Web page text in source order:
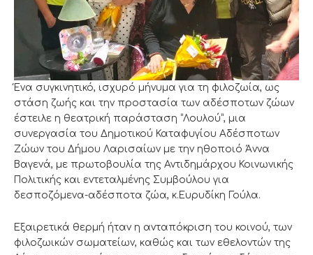
Ένα συγκινητικό, ισχυρό μήνυμα για τη φιλοζωία, ως
στάση ζωής και την προστασία των αδέσποτων ζώων
έστειλε η θεατρική παράσταση “Λουλού”, μια
συνεργασία του Δημοτικού Καταφυγίου Αδέσποτων
Ζώων του Δήμου Λαρισαίων με την ηθοποιό Άννα
Βαγενά, με πρωτοβουλία της Αντιδημάρχου Κοινωνικής
Πολιτικής και εντεταλμένης Συμβούλου για
δεσποζόμενα-αδέσποτα ζώα, κ.Ευρυδίκη Γούλα.
Εξαιρετικά θερμή ήταν η ανταπόκριση του κοινού, των
φιλοζωικών σωματείων, καθώς και των εθελοντών της